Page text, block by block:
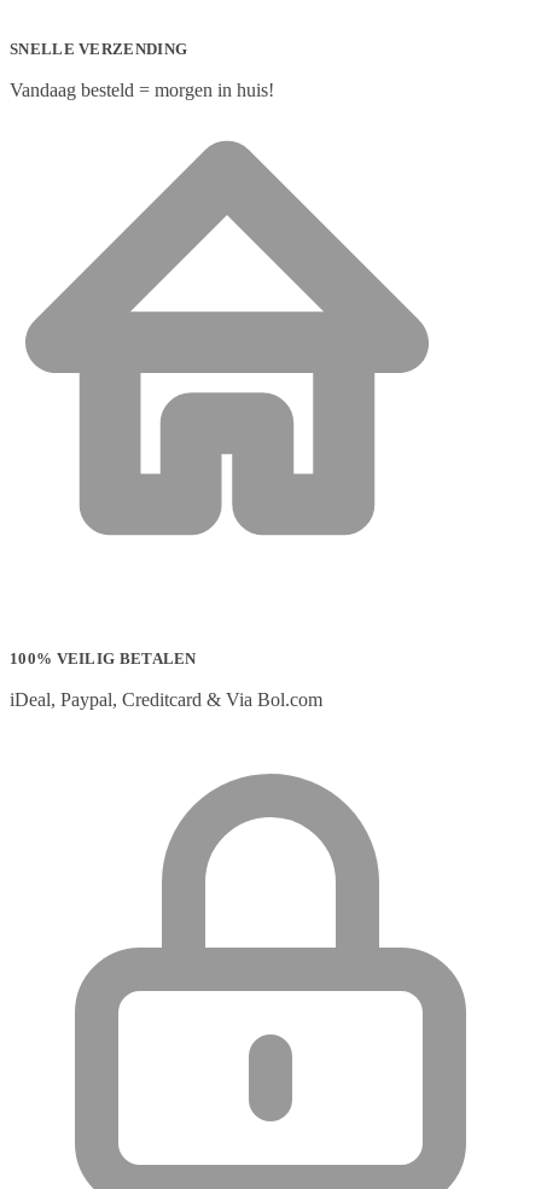
SNELLE VERZENDING
Vandaag besteld = morgen in huis!
100% VEILIG BETALEN
iDeal, Paypal, Creditcard & Via Bol.com